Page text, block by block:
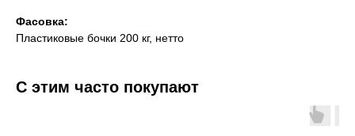
Фасовка:
Пластиковые бочки 200 кг, нетто
С этим часто покупают